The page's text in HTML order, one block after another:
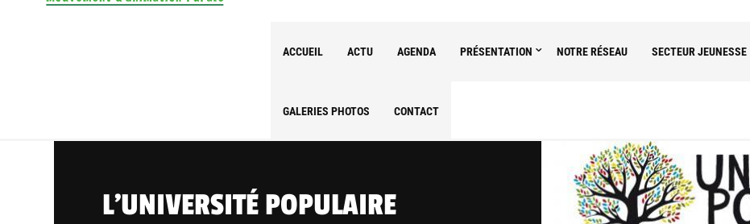
ACCUEIL ACTU AGENDA PRÉSENTATION NOTRE RÉSEAU SECTEUR JEUNESSE
GALERIES PHOTOS CONTACT
L’UNIVERSITÉ POPULAIRE